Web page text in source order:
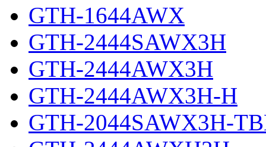
GTH-1644AWX
GTH-2444SAWX3H
GTH-2444AWX3H
GTH-2444AWX3H-H
GTH-2044SAWX3H-